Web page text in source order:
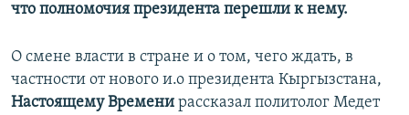
что полномочия президента перешли к нему.
О смене власти в стране и о том, чего ждать, в
частности от нового и.о президента Кыргызстана,
Настоящему Времени рассказал политолог Медет